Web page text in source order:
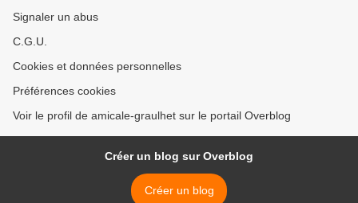
Signaler un abus
C.G.U.
Cookies et données personnelles
Préférences cookies
Voir le profil de amicale-graulhet sur le portail Overblog
Créer un blog sur Overblog
Créer un blog